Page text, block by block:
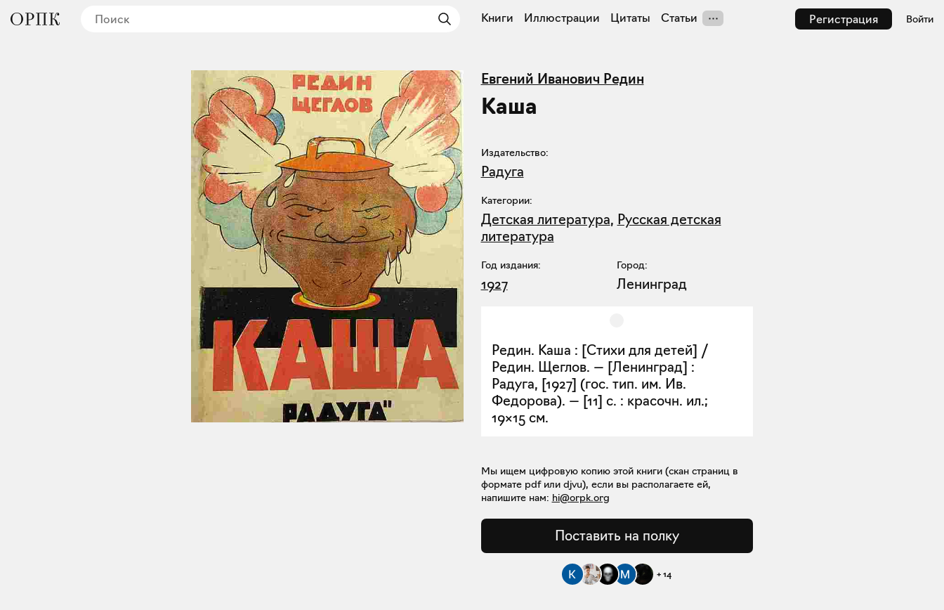
Регистрация Войти
Книги Иллюстрации Цитаты Статьи
Евгений Иванович Редин
Каша
Издательство:
Радуга
Категории:
Детская литература, Русская детская
литература
Год издания:
1927
Город:
Ленинград
Редин. Каша : [Стихи для детей] /
Редин. Щеглов. — [Ленинград] :
Радуга, [1927] (гос. тип. им. Ив.
Федорова). — [11] с. : красочн. ил.;
19×15 см.
Мы ищем цифровую копию этой книги (скан страниц в
формате pdf или djvu), если вы располагаете ей,
напишите нам: hi@orpk.org
Поставить на полку
+14